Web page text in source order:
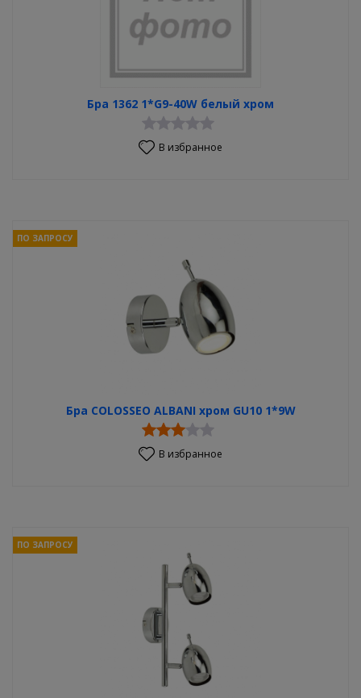
Бра 1362 1*G9-40W белый хром
В избранное
Бра COLOSSEO ALBANI хром GU10 1*9W
ПО ЗАПРОСУ
В избранное
ПО ЗАПРОСУ